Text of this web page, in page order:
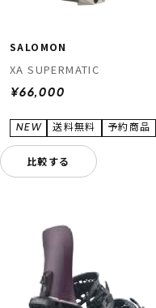
SALOMON
XA SUPERMATIC
¥66,000
比較する